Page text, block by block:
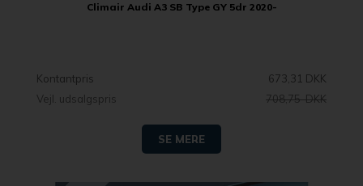
Climair Audi A3 SB Type GY 5dr 2020-
Kontantpris
673,31 DKK
Vejl. udsalgspris
708,75 DKK
SE MERE